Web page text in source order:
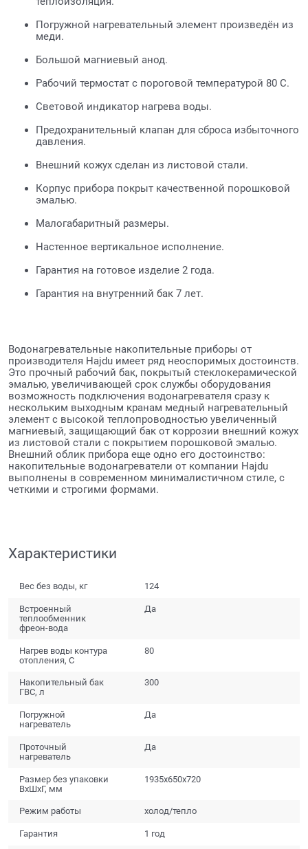
Погружной нагревательный элемент произведён из
меди.
Большой магниевый анод.
Рабочий термостат с пороговой температурой 80 С.
Световой индикатор нагрева воды.
Предохранительный клапан для сброса избыточного
давления.
Внешний кожух сделан из листовой стали.
Корпус прибора покрыт качественной порошковой
эмалью.
Малогабаритный размеры.
Настенное вертикальное исполнение.
Гарантия на готовое изделие 2 года.
Гарантия на внутренний бак 7 лет.
Водонагревательные накопительные приборы от
производителя Hajdu имеет ряд неоспоримых достоинств.
Это прочный рабочий бак, покрытый стеклокерамической
эмалью, увеличивающей срок службы оборудования
возможность подключения водонагревателя сразу к
нескольким выходным кранам медный нагревательный
элемент с высокой теплопроводностью увеличенный
магниевый, защищающий бак от коррозии внешний кожух
из листовой стали с покрытием порошковой эмалью.
Внешний облик прибора еще одно его достоинство:
накопительные водонагреватели от компании Hajdu
выполнены в современном минималистичном стиле, с
четкими и строгими формами.
Характеристики
Вес без воды, кг 124
Встроенный
теплообменник
фреон-вода
Да
Нагрев воды контура
отопления, С
80
Накопительный бак
ГВС, л
300
Погружной
нагреватель
Да
Проточный
нагреватель
Да
Размер без упаковки
ВхШхГ, мм
1935x650x720
Режим работы холод/тепло
Гарантия 1 год